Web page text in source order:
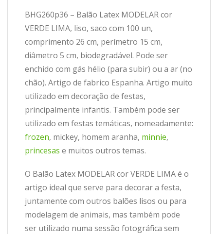
BHG260p36 – Balão Latex MODELAR cor
VERDE LIMA, liso, saco com 100 un,
comprimento 26 cm, perímetro 15 cm,
diâmetro 5 cm, biodegradável. Pode ser
enchido com gás hélio (para subir) ou a ar (no
chão). Artigo de fabrico Espanha. Artigo muito
utilizado em decoração de festas,
principalmente infantis. Também pode ser
utilizado em festas temáticas, nomeadamente:
frozen, mickey, homem aranha, minnie,
princesas e muitos outros temas.
O Balão Latex MODELAR cor VERDE LIMA é o
artigo ideal que serve para decorar a festa,
juntamente com outros balões lisos ou para
modelagem de animais, mas também pode
ser utilizado numa sessão fotográfica sem